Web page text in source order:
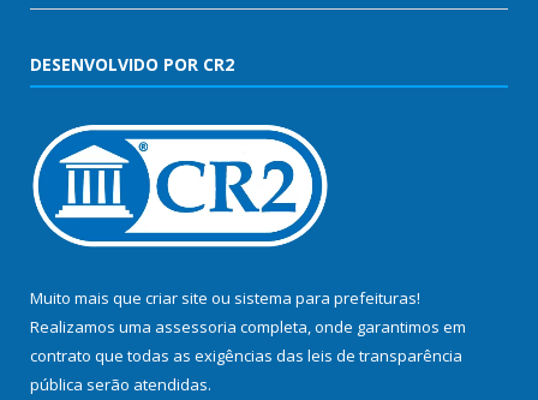
DESENVOLVIDO POR CR2
Muito mais que criar site ou sistema para prefeituras!
Realizamos uma assessoria completa, onde garantimos em
contrato que todas as exigências das leis de transparência
pública serão atendidas.